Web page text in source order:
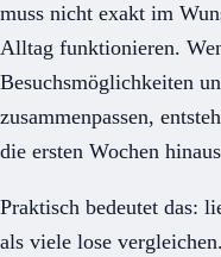
muss nicht exakt im
Alltag funktionieren.
Besuchsmöglichkeiten
zusammenpassen,
die ersten Wochen
Praktisch bedeutet das:
als viele lose